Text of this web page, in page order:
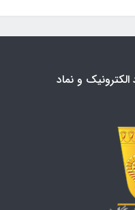
الکترونیک و نماد